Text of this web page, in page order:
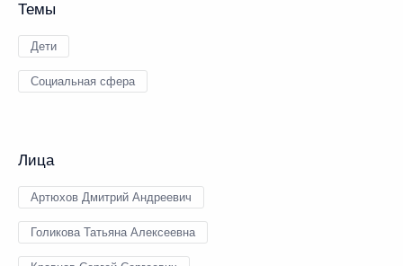
Темы
Дети
Социальная сфера
Лица
Артюхов Дмитрий Андреевич
Голикова Татьяна Алексеевна